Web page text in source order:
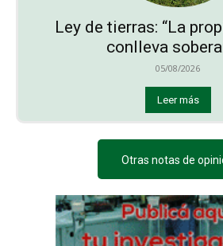
Ley de tierras: “La
conlleva
05/08/2026
Leer más
Otras notas de